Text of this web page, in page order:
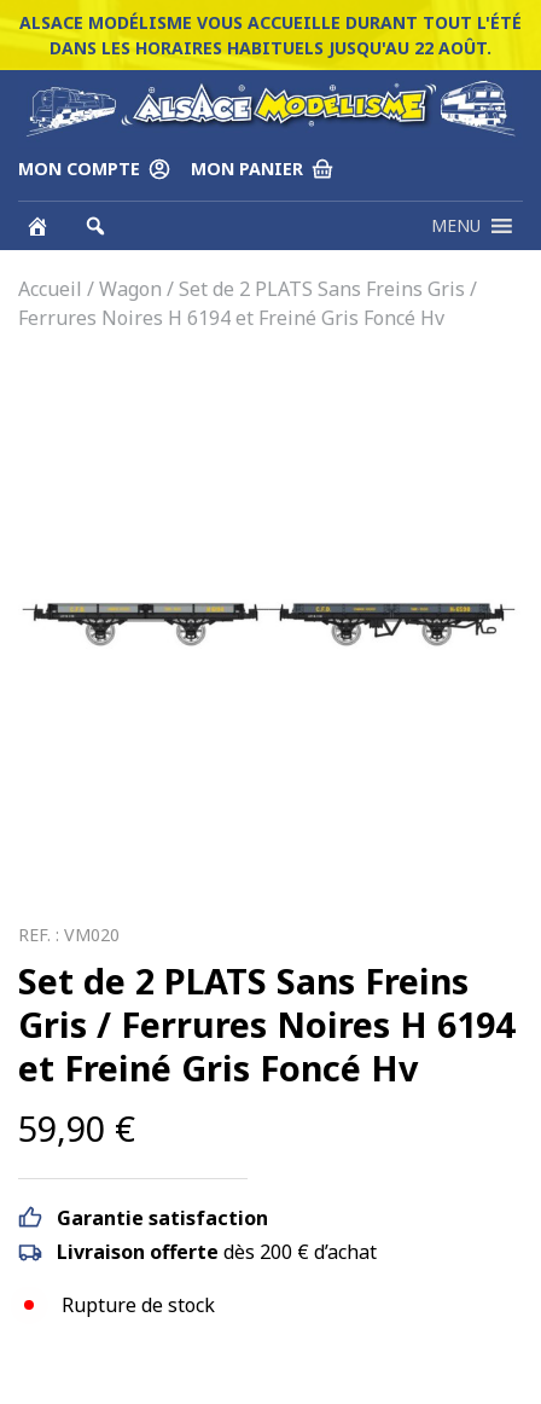
ALSACE MODÉLISME VOUS ACCUEILLE DURANT TOUT L'ÉTÉ
DANS LES HORAIRES HABITUELS JUSQU'AU 22 AOÛT.
MON COMPTE MON PANIER
MENU
Accueil /Wagon / Set de 2 PLATS Sans Freins Gris /
Ferrures Noires H 6194 et Freiné Gris Foncé Hv
REF. : VM020
Set de 2 PLATS Sans Freins
Gris / Ferrures Noires H 6194
et Freiné Gris Foncé Hv
59,90 €
Garantie satisfaction
Livraison offerte dès 200 € d’achat
Rupture de stock